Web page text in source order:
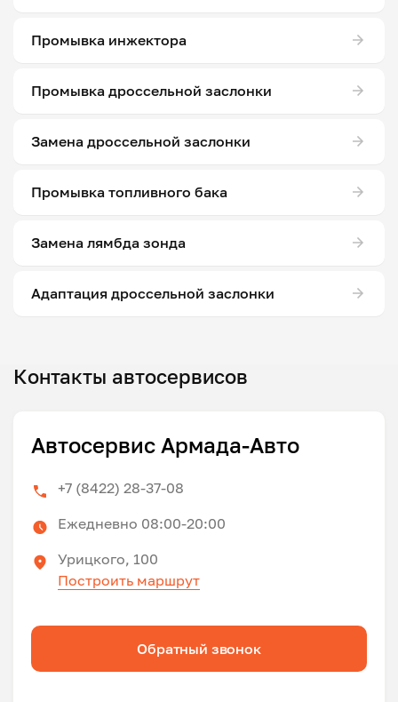
Промывка инжектора
Промывка дроссельной заслонки
Замена дроссельной заслонки
Промывка топливного бака
Замена лямбда зонда
Адаптация дроссельной заслонки
Контакты автосервисов
Автосервис Армада-Авто
+7 (8422) 28-37-08
Ежедневно 08:00-20:00
Урицкого, 100
Построить маршрут
Обратный звонок